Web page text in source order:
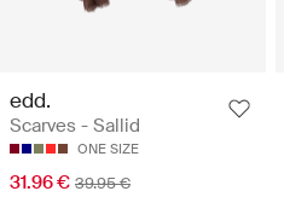
edd.
Scarves - Sallid
ONE SIZE
31.96 € 39.95 €